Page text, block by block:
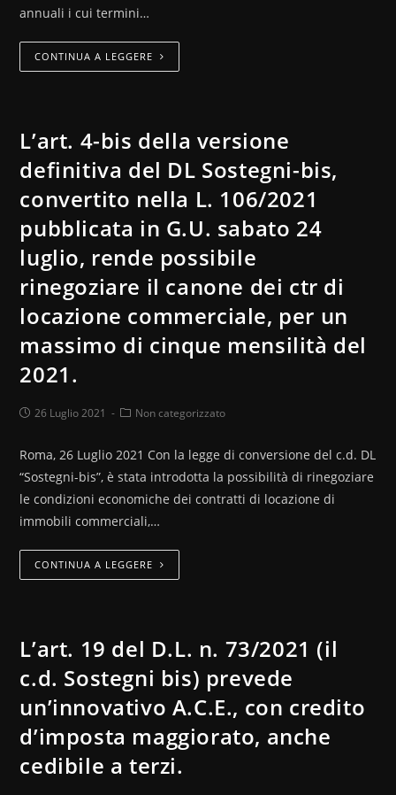
annuali i cui termini…
CONTINUA A LEGGERE
L’art. 4-bis della versione
definitiva del DL Sostegni-bis,
convertito nella L. 106/2021
pubblicata in G.U. sabato 24
luglio, rende possibile
rinegoziare il canone dei ctr di
locazione commerciale, per un
massimo di cinque mensilità del
2021.
26 Luglio 2021 Non categorizzato
Roma, 26 Luglio 2021 Con la legge di conversione del c.d. DL
“Sostegni-bis”, è stata introdotta la possibilità di rinegoziare
le condizioni economiche dei contratti di locazione di
immobili commerciali,…
CONTINUA A LEGGERE
L’art. 19 del D.L. n. 73/2021 (il
c.d. Sostegni bis) prevede
un’innovativo A.C.E., con credito
d’imposta maggiorato, anche
cedibile a terzi.